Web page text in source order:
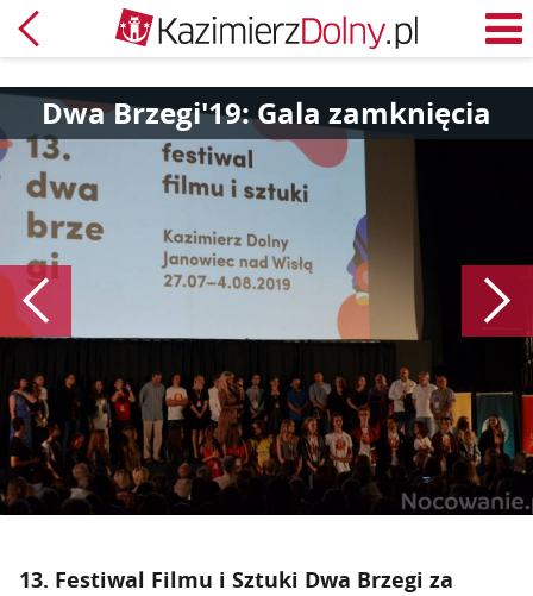
Powrót
Dwa Brzegi'19: Gala zamknięcia
Poprzedni
13. Festiwal Filmu i Sztuki Dwa Brzegi za